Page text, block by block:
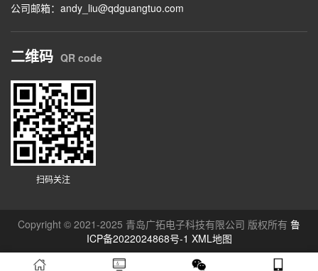
公司邮箱：andy_liu@qdguangtuo.com
二维码 QR code
扫码关注
Copyright © 2021-2025 青岛广拓电子科技有限公司 版权所有 鲁
ICP备2022024868号-1 XML地图